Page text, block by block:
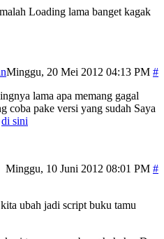
Loading lama banget kagak
Minggu, 20 Mei 2012 04:13 PM
lama apa memang gagal
coba pake versi yang sudah Saya
di sini
Minggu, 10 Juni 2012 08:01 PM
ubah jadi script buku tamu